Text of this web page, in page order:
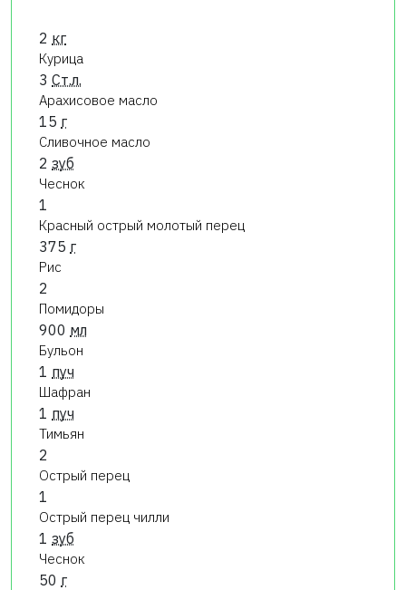
2 кг
Курица
3 Ст.л.
Арахисовое масло
15 г
Сливочное масло
2 зуб
Чеснок
1
Красный острый молотый перец
375 г
Рис
2
Помидоры
900 мл
Бульон
1 пуч
Шафран
1 пуч
Тимьян
2
Острый перец
1
Острый перец чилли
1 зуб
Чеснок
50 г